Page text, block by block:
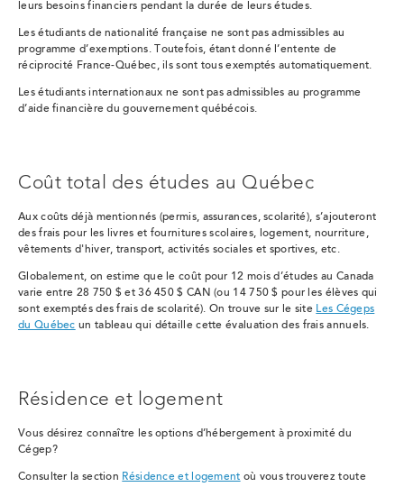
leurs besoins financiers pendant la durée de leurs études.
Les étudiants de nationalité française ne sont pas admissibles au
programme d’exemptions. Toutefois, étant donné l’entente de
réciprocité France-Québec, ils sont tous exemptés automatiquement.
Les étudiants internationaux ne sont pas admissibles au programme
d’aide financière du gouvernement québécois.
Coût total des études au Québec
Aux coûts déjà mentionnés (permis, assurances, scolarité), s’ajouteront
des frais pour les livres et fournitures scolaires, logement, nourriture,
vêtements d'hiver, transport, activités sociales et sportives, etc.
Globalement, on estime que le coût pour 12 mois d’études au Canada
varie entre 28 750 $ et 36 450 $ CAN (ou 14 750 $ pour les élèves qui
sont exemptés des frais de scolarité). On trouve sur le site Les Cégeps
du Québec un tableau qui détaille cette évaluation des frais annuels.
Résidence et logement
Vous désirez connaître les options d’hébergement à proximité du
Cégep?
Consulter la section Résidence et logement où vous trouverez toute